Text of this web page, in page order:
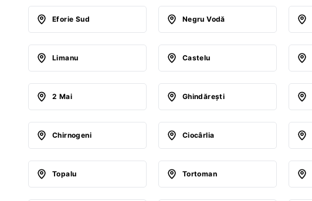
Eforie Sud Negru Vodă
Limanu Castelu
2 Mai Ghindăreşti
Chirnogeni Ciocârlia
Topalu Tortoman